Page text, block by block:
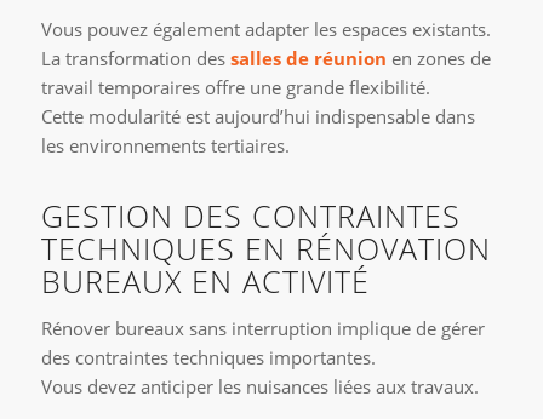
Vous pouvez également adapter les espaces existants.
La transformation des salles de réunion en zones de
travail temporaires offre une grande flexibilité.
Cette modularité est aujourd’hui indispensable dans
les environnements tertiaires.
GESTION DES CONTRAINTES
TECHNIQUES EN RÉNOVATION
BUREAUX EN ACTIVITÉ
Rénover bureaux sans interruption implique de gérer
des contraintes techniques importantes.
Vous devez anticiper les nuisances liées aux travaux.